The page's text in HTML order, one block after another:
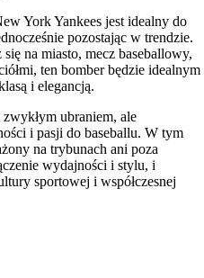
York Yankees jest idealny do
pozostając w trendzie.
na miasto, mecz baseballowy,
ten bomber będzie idealnym
i elegancją.
ubraniem, ale
i pasji do baseballu. W tym
na trybunach ani poza
wydajności i stylu, i
sportowej i współczesnej